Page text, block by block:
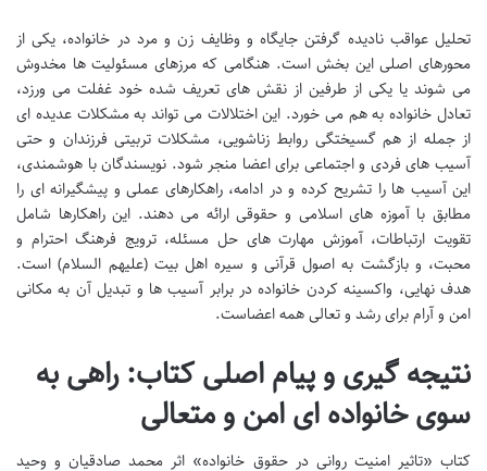
تحلیل عواقب نادیده گرفتن جایگاه و وظایف زن و مرد در خانواده، یکی از
محورهای اصلی این بخش است. هنگامی که مرزهای مسئولیت ها مخدوش
می شوند یا یکی از طرفین از نقش های تعریف شده خود غفلت می ورزد،
تعادل خانواده به هم می خورد. این اختلالات می تواند به مشکلات عدیده ای
از جمله از هم گسیختگی روابط زناشویی، مشکلات تربیتی فرزندان و حتی
آسیب های فردی و اجتماعی برای اعضا منجر شود. نویسندگان با هوشمندی،
این آسیب ها را تشریح کرده و در ادامه، راهکارهای عملی و پیشگیرانه ای را
مطابق با آموزه های اسلامی و حقوقی ارائه می دهند. این راهکارها شامل
تقویت ارتباطات، آموزش مهارت های حل مسئله، ترویج فرهنگ احترام و
محبت، و بازگشت به اصول قرآنی و سیره اهل بیت (علیهم السلام) است.
هدف نهایی، واکسینه کردن خانواده در برابر آسیب ها و تبدیل آن به مکانی
امن و آرام برای رشد و تعالی همه اعضاست.
نتیجه گیری و پیام اصلی کتاب: راهی به
سوی خانواده ای امن و متعالی
کتاب «تاثیر امنیت روانی در حقوق خانواده» اثر محمد صادقیان و وحید